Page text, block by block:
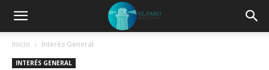
Inicio Interés General
INTERÉS GENERAL